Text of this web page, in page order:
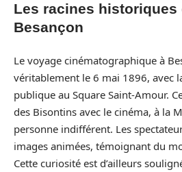
Les racines historiques
Besançon
Le voyage cinématographique à
véritablement le 6 mai 1896, avec
publique au Square Saint-Amour.
des Bisontins avec le cinéma, à la
personne indifférent. Les
images animées, témoignant du
Cette curiosité est d’ailleurs